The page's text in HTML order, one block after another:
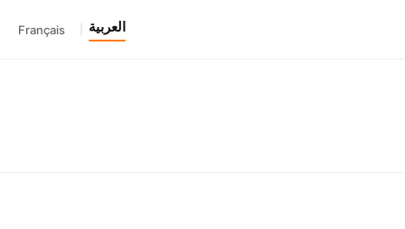
العربية Français